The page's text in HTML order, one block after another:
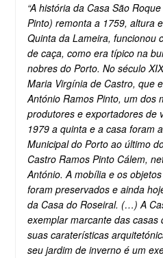
“A história da Casa São
Pinto) remonta a 1759, altura
Quinta da Lameira, funcionou
de caça, como era típico na
nobres do Porto. No século
Maria Virgínia de Castro, que
António Ramos Pinto, um dos
produtores e exportadores
1979 a quinta e a casa foram
Municipal do Porto ao último
Castro Ramos Pinto Cálem,
António. A mobília e os
foram preservados e ainda
da Casa do Roseiral. (…) A
exemplar marcante das casas
suas caraterísticas
seu jardim de inverno é um